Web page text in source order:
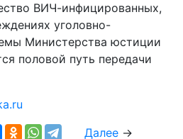
ВИЧ-инфицированных,
уголовно-
Министерства юстиции
половой путь передачи
Далее→